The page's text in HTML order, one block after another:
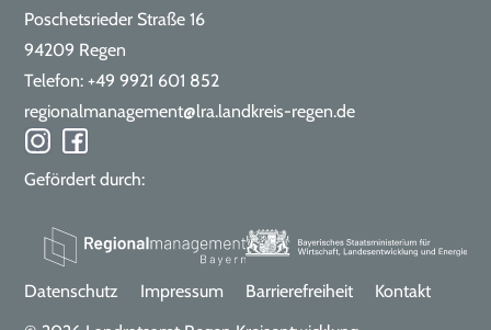
Menschen mit Behinderung
Arbeitswelt
Beratung und Kurse
Finanzielle Leistungen
Freizeit
Kinderbetreuung
Mobilität und Verkehr
Rechtliches
Poschetsrieder Straße 16
94209 Regen
Telefon: +49 9921 601 852
regionalmanagement@lra.landkreis-regen.de
Gefördert durch:
Datenschutz Impressum Barrierefreiheit Kontakt